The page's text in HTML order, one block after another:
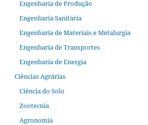
Engenharia de Produção
Engenharia Sanitária
Engenharia de Materiais e Metalurgia
Engenharia de Transportes
Engenharia de Energia
Ciências Agrárias
Ciência do Solo
Zootecnia
Agronomia